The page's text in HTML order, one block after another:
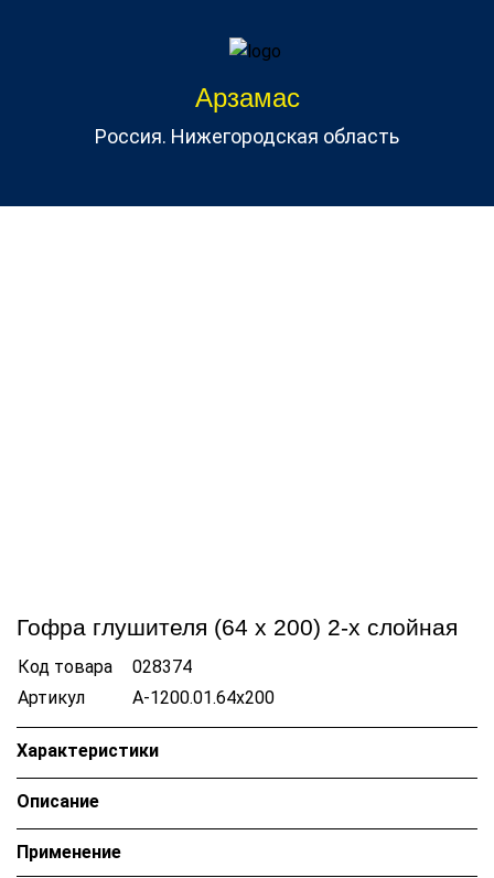
Арзамас
Россия. Нижегородская область
Гофра глушителя (64 x 200) 2-х слойная
Код товара
028374
Артикул
A-1200.01.64х200
Характеристики
Описание
Применение